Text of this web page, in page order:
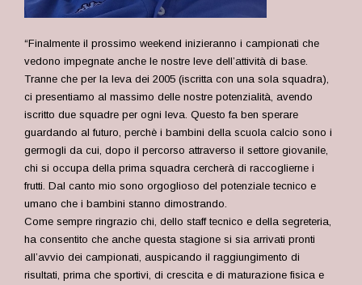
“Finalmente il prossimo weekend inizieranno i campionati che
vedono impegnate anche le nostre leve dell’attività di base.
Tranne che per la leva dei 2005 (iscritta con una sola squadra),
ci presentiamo al massimo delle nostre potenzialità, avendo
iscritto due squadre per ogni leva. Questo fa ben sperare
guardando al futuro, perchè i bambini della scuola calcio sono i
germogli da cui, dopo il percorso attraverso il settore giovanile,
chi si occupa della prima squadra cercherà di raccoglierne i
frutti. Dal canto mio sono orgoglioso del potenziale tecnico e
umano che i bambini stanno dimostrando.
Come sempre ringrazio chi, dello staff tecnico e della segreteria,
ha consentito che anche questa stagione si sia arrivati pronti
all’avvio dei campionati, auspicando il raggiungimento di
risultati, prima che sportivi, di crescita e di maturazione fisica e